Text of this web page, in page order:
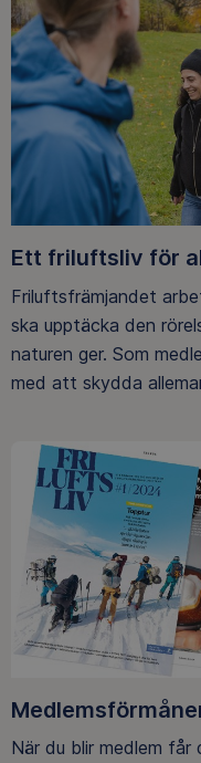
Ett friluftsliv för
Friluftsfrämjandet
ska upptäcka den
naturen ger. Som
med att skydda
När du blir medlem får